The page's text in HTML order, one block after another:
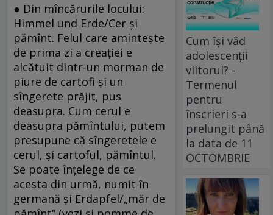
● Din mîncărurile locului:
Himmel und Erde/Cer şi
pămînt. Felul care aminteşte
de prima zi a creaţiei e
alcătuit dintr-un morman de
piure de cartofi şi un
sîngerete prăjit, pus
deasupra. Cum cerul e
deasupra pămîntului, putem
presupune că sîngeretele e
cerul, şi cartoful, pămîntul.
Se poate înţelege de ce
acesta din urmă, numit în
germană şi Erdapfel/„măr de
Cum își văd
adolescenții
viitorul? -
Termenul
pentru
înscrieri s-a
prelungit până
la data de 11
OCTOMBRIE